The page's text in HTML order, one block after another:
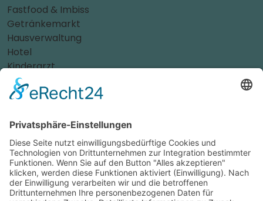
Fastfood & Imbiss
Getränkemarkt
Hausverwaltung
Hotel
Kinderarzt
Personalvermittler
Weitere Sportvereine
Zahnarzt
Tennis
Tankstelle
Tierbedarf
Parken